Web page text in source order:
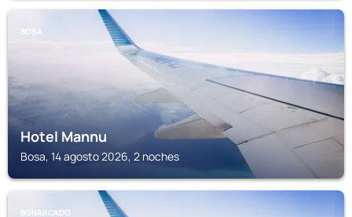
BOSA
Hotel Mannu
Bosa, 14 agosto 2026, 2 noches
BONARCADO